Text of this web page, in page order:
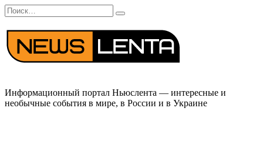
Перейти
к
содержанию
Search
for:
Информационный портал Ньюслента — интересные и
необычные события в мире, в России и в Украине